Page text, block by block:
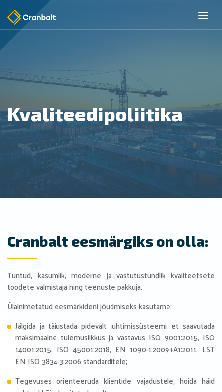
Kvaliteedipoliitika
Cranbalt eesmärgiks on olla:
Tuntud, kasumlik, moderne ja vastutustundlik kvaliteetsete
toodete valmistaja ning teenuste pakkuja.
Ülalnimetatud eesmärkideni jõudmiseks kasutame:
Jälgida ja täiustada pidevalt juhtimissüsteemi, et saavutada
maksimaalne tulemuslikkus ja vastavus ISO 9001:2015, ISO
14001:2015, ISO 45001:2018, EN 1090-1:2009+A1:2011, LST
EN ISO 3834-3:2006 standarditele;
Tegevuses orienteeruda klientide vajadustele, hoida häid